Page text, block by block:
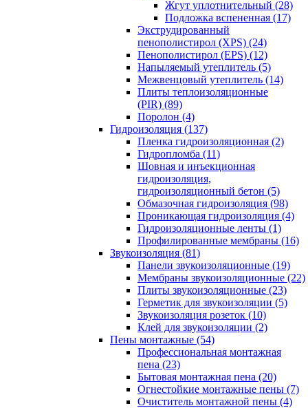
Жгут уплотнительный (28)
Подложка вспененная (17)
Экструдированный
пенополистирол (XPS) (24)
Пенополистирол (EPS) (12)
Напыляемый утеплитель (5)
Межвенцовый утеплитель (14)
Плиты теплоизоляционные
(PIR) (89)
Поролон (4)
Гидроизоляция (137)
Пленка гидроизоляционная (2)
Гидропломба (11)
Шовная и инъекционная
гидроизоляция,
гидроизоляционный бетон (5)
Обмазочная гидроизоляция (98)
Проникающая гидроизоляция (4)
Гидроизоляционные ленты (1)
Профилированные мембраны (16)
Звукоизоляция (81)
Панели звукоизоляционные (19)
Мембраны звукоизоляционные (22)
Плиты звукоизоляционные (23)
Герметик для звукоизоляции (5)
Звукоизоляция розеток (10)
Клей для звукоизоляции (2)
Пены монтажные (54)
Профессиональная монтажная
пена (23)
Бытовая монтажная пена (20)
Огнестойкие монтажные пены (7)
Очиститель монтажной пены (4)